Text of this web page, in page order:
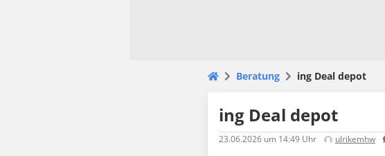
Beratung ing Deal depot
ing Deal depot
23.06.2026 um 14:49 Uhr ulrikemhw